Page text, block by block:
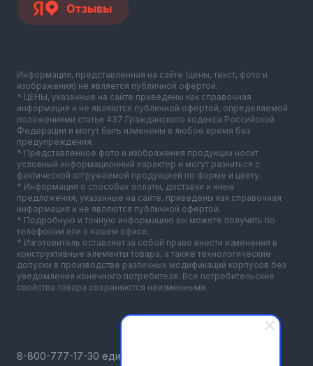
Информация, представленная на сайте (цены, текст, фото и
изображения) не является публичной офертой.
* ЦЕНЫ, указанные на сайте приведены как справочная
информация и не являются публичной офертой, определяемой
положениями статьи 437 Гражданского кодекса Российской
Федерации и могут быть изменены в любое время без
предупреждения.
* Представленное фото и изображения продукции носит
условный информационный характер и могут разниться с
фактической отгружаемой продукцией по форме и цвету.
* Информация о способах оплаты, доставки и иные
предложения, указанные на сайте, приведены как справочная
информация и не являются публичной офертой.
* Подробную и точную информацию вы можете получить по
телефонам или в нашем офисе.
* Изготовитель оставляет за собой право внести изменения в
конструктивные элементы товара, а также технологические
допуски в производстве различных модификаций корпусов без
уведомления конечного потребителя. Все потребительские
свойства товара сохраняются неизменными.